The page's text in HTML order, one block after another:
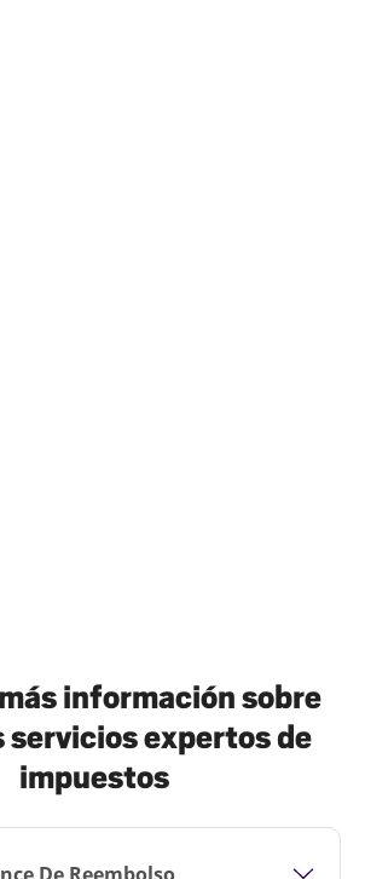
información sobre
servicios expertos de
impuestos